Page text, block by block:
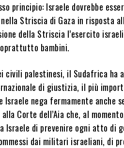
principio: Israele dovrebbe
Striscia di Gaza in risposta
della Striscia l’esercito
bambini.
civili palestinesi, il Sudafrica ha
di giustizia, il più
Israele nega fermamente anche
Corte dell’Aia che, al
Israele di prevenire ogni atto di
dai militari israeliani, di